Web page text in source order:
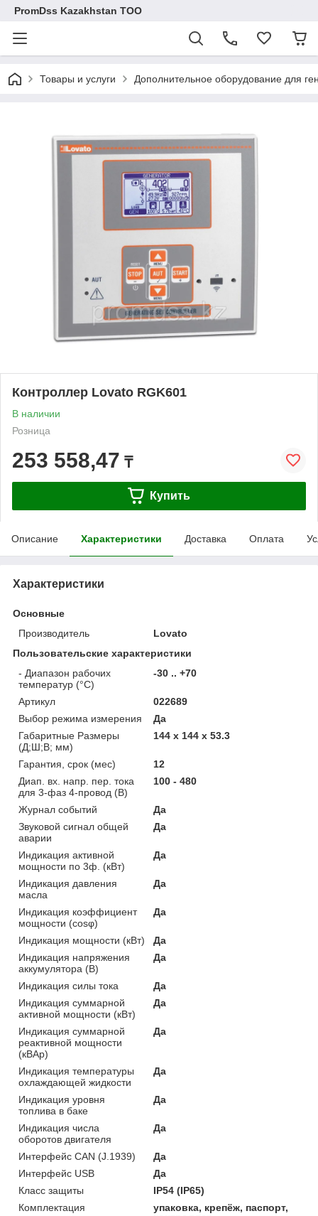
PromDss Kazakhstan TOO
Товары и услуги Дополнительное оборудование для
Контроллер Lovato RGK601
В наличии
Розница
253 558,47 ₸
Купить
Описание Характеристики Доставка Оплата
Характеристики
Основные
Производитель
Lovato
Пользовательские характеристики
- Диапазон рабочих
температур (°C)
-30 .. +70
Артикул
022689
Выбор режима измерения
Да
Габаритные Размеры
(Д;Ш;В; мм)
144 х 144 х 53.3
Гарантия, срок (мес)
12
Диап. вх. напр. пер. тока
для 3-фаз 4-провод (В)
100 - 480
Журнал событий
Да
Звуковой сигнал общей
аварии
Да
Индикация активной
мощности по 3ф. (кВт)
Да
Индикация давления
масла
Да
Индикация коэффициент
мощности (cosφ)
Да
Индикация мощности (кВт)
Да
Индикация напряжения
аккумулятора (В)
Да
Индикация силы тока
Да
Индикация суммарной
активной мощности (кВт)
Да
Индикация суммарной
реактивной мощности
(кВАр)
Да
Индикация температуры
охлаждающей жидкости
Да
Индикация уровня
топлива в баке
Да
Индикация числа
оборотов двигателя
Да
Интерфейс CAN (J.1939)
Да
Интерфейс USB
Да
Класс защиты
IP54 (IP65)
Комплектация
упаковка, крепёж, паспорт,